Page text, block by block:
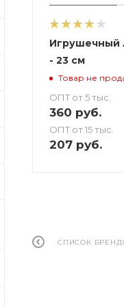
Игрушечный
- 23 см
Товар не
ОПТ от 5 тыс.
360 руб.
ОПТ от 15 тыс.
207 руб.
СПИСОК